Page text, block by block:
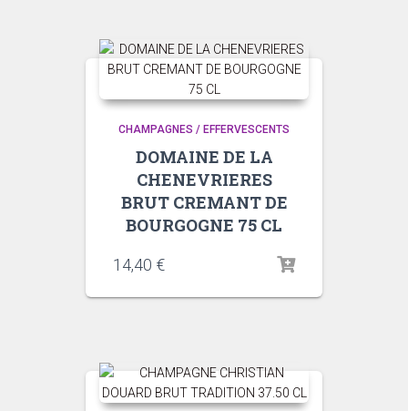
CHAMPAGNES / EFFERVESCENTS
DOMAINE DE LA
CHENEVRIERES
BRUT CREMANT DE
BOURGOGNE 75 CL
14,40 €